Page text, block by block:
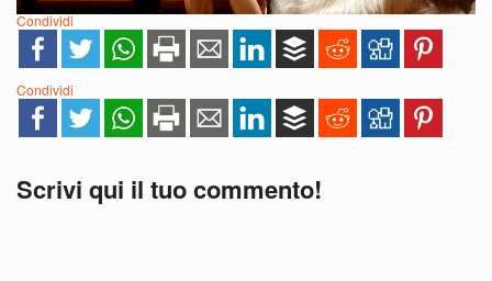
Condividi
Condividi
Scrivi qui il tuo commento!